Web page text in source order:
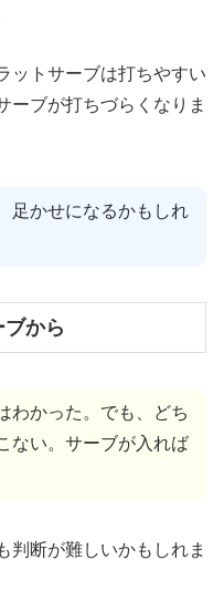
ットサーブは打ちやすい
ーブが打ちづらくなりま
足かせになるかもしれ
から
わかった。でも、どち
ない。サーブが入れば
判断が難しいかもしれま